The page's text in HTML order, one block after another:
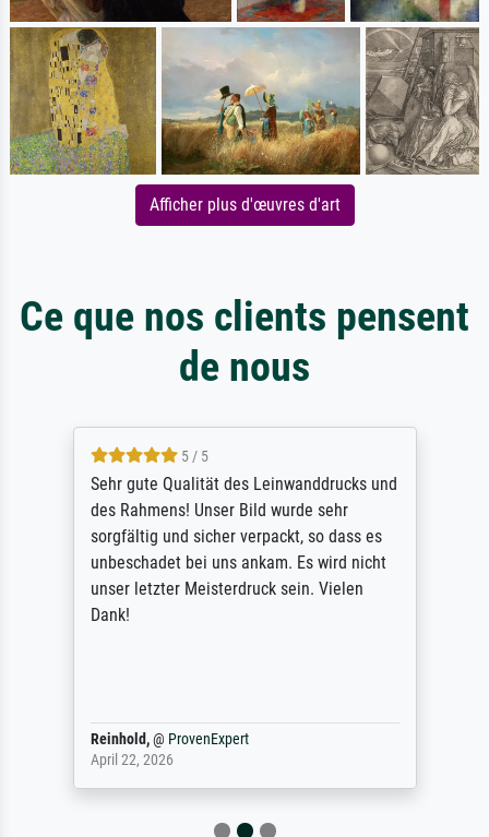
Afficher plus d'œuvres d'art
Ce que nos clients pensent
de nous
5 / 5
Sehr gute Qualität des Leinwanddrucks und
des Rahmens! Unser Bild wurde sehr
sorgfältig und sicher verpackt, so dass es
unbeschadet bei uns ankam. Es wird nicht
unser letzter Meisterdruck sein. Vielen
Dank!
Reinhold,@ ProvenExpert
April 22, 2026